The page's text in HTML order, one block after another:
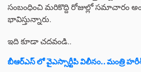
సంబంధించి మరికొద్ది రోజుల్లో సమాచారం
భావిస్తున్నారు.
ఇది కూడా చదవండి..
బీఆర్ఎస్ లో వైఎస్సార్టీపి విలీనం.. మంత్రి